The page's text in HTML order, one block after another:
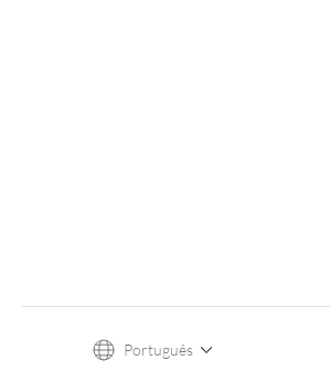
Português